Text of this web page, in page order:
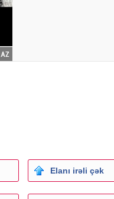
Elanı irəli çək